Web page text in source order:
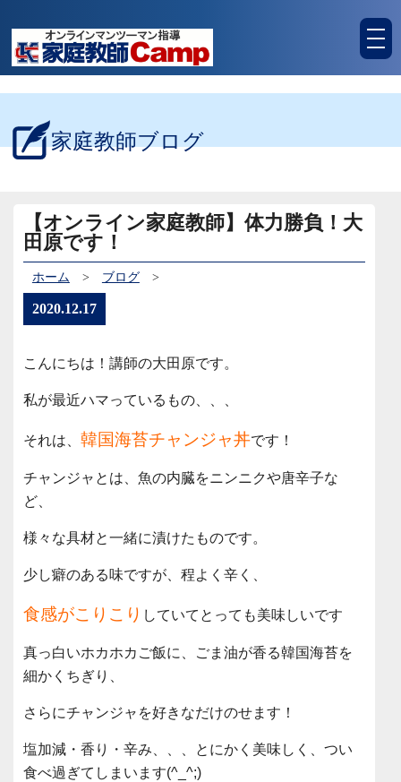
家庭教師ブログ
【オンライン家庭教師】体力勝負！大
田原です！
ホーム > ブログ >
2020.12.17
こんにちは！講師の大田原です。
私が最近ハマっているもの、、、
それは、 韓国海苔チャンジャ丼です！
チャンジャとは、魚の内臓をニンニクや唐辛子な
ど、
様々な具材と一緒に漬けたものです。
少し癖のある味ですが、程よく辛く、
食感がこりこり していてとっても美味しいです
真っ白いホカホカご飯に、ごま油が香る韓国海苔を
細かくちぎり、
さらにチャンジャを好きなだけのせます！
塩加減・香り・辛み、、、とにかく美味しく、つい
食べ過ぎてしまいます(^_^;)